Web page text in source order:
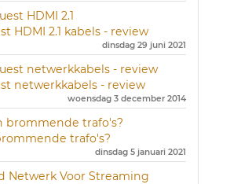
HDMI 2.1 kabels - review
dinsdag 29 juni 2021
netwerkkabels - review
woensdag 3 december 2014
trafo's?
dinsdag 5 januari 2021